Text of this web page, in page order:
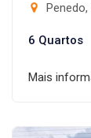
6 Quartos
Mais